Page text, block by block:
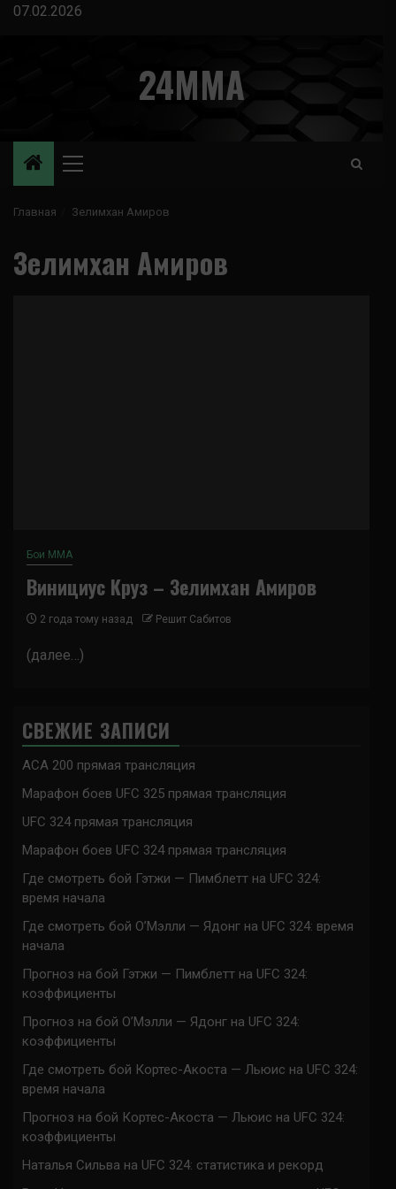
Перейти
07.02.2026
24MMA
Основное
Главная Зелимхан Амиров
Зелимхан Амиров
Бои ММА
Винициус Круз – Зелимхан Амиров
2 года тому назад Решит Сабитов
(далее…)
СВЕЖИЕ ЗАПИСИ
ACA 200 прямая трансляция
Марафон боев UFC 325 прямая трансляция
UFC 324 прямая трансляция
Марафон боев UFC 324 прямая трансляция
Где смотреть бой Гэтжи — Пимблетт на UFC 324:
время начала
Где смотреть бой О’Мэлли — Ядонг на UFC 324: время
начала
Прогноз на бой Гэтжи — Пимблетт на UFC 324:
коэффициенты
Прогноз на бой О’Мэлли — Ядонг на UFC 324:
коэффициенты
Где смотреть бой Кортес-Акоста — Льюис на UFC 324:
время начала
Прогноз на бой Кортес-Акоста — Льюис на UFC 324:
коэффициенты
Наталья Сильва на UFC 324: статистика и рекорд